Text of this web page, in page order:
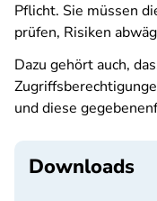
Pflicht. Sie müssen
prüfen, Risiken
Dazu gehört auch,
und diese
Downloads